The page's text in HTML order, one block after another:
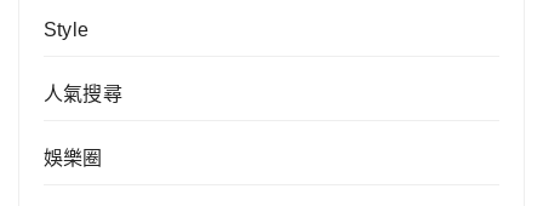
Style
人氣搜尋
娛樂圈